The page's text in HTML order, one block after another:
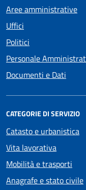
Aree amministrative
Uffici
Politici
Personale
Documenti e Dati
CATEGORIE DI SERVIZIO
Catasto e urbanistica
Vita lavorativa
Mobilità e trasporti
Anagrafe e stato civile